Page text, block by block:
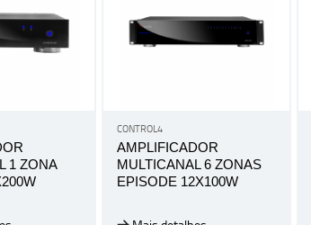
1 ZONA
CONTROL4
AMPLIFICADOR
MULTICANAL 6 ZONAS
EPISODE 12X100W